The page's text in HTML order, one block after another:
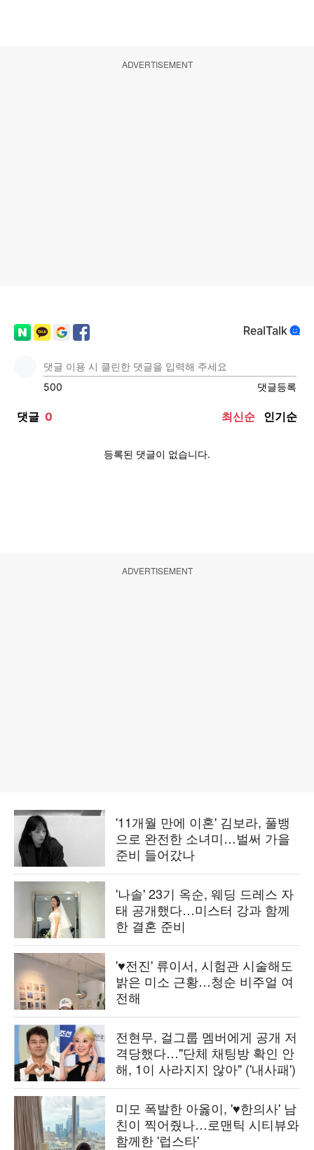
ADVERTISEMENT
ADVERTISEMENT
'11개월 만에 이혼' 김보라, 풀뱅
으로 완전한 소녀미…벌써 가을
준비 들어갔나
'나솔' 23기 옥순, 웨딩 드레스 자
태 공개했다…미스터 강과 함께
한 결혼 준비
'♥전진' 류이서, 시험관 시술해도
밝은 미소 근황…청순 비주얼 여
전해
전현무, 걸그룹 멤버에게 공개 저
격당했다…"단체 채팅방 확인 안
해, 1이 사라지지 않아" ('내사패')
미모 폭발한 아옳이, '♥한의사' 남
친이 찍어줬나…로맨틱 시티뷰와
함께한 '럽스타'